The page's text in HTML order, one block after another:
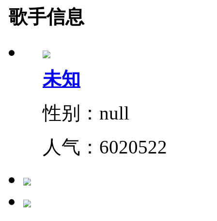
歌手信息
未知
性别：null
人气： 6020522